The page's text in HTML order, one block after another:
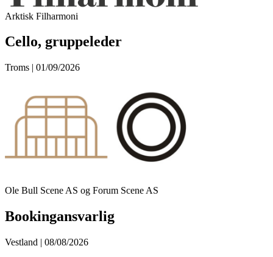
Arktisk Filharmoni
Cello, gruppeleder
Troms | 01/09/2026
Ole Bull Scene AS og Forum Scene AS
Bookingansvarlig
Vestland | 08/08/2026